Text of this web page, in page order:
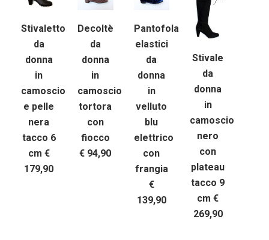
Stivaletto
da
donna
in
camoscio
e pelle
nera
tacco 6
cm €
179,90
Decoltè
da
donna
in
camoscio
tortora
con
fiocco
€ 94,90
Pantofola
elastici
da
donna
in
velluto
blu
elettrico
con
frangia
€
139,90
Stivale
da
donna
in
camoscio
nero
con
plateau
tacco 9
cm €
269,90